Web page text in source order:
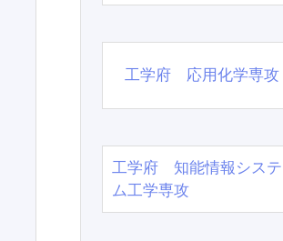
工学府 応用化学専攻
工学府 知能情報システ
ム工学専攻